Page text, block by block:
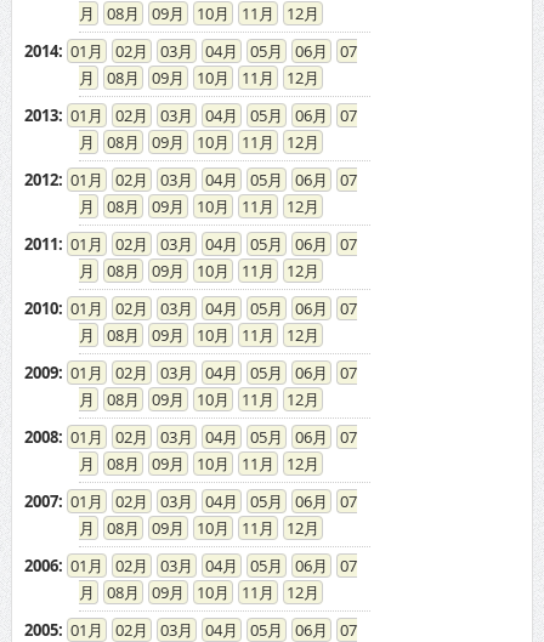
08
09 10 11
12
2014: 01 02 03 04 05 06
07
08
09 10 11
12
2013: 01 02 03 04 05 06
07
08
09 10 11
12
2012: 01 02 03 04 05 06
07
08
09 10 11
12
2011: 01 02 03 04 05 06
07
08
09 10 11
12
2010: 01 02 03 04 05 06
07
08
09 10 11
12
2009: 01 02 03 04 05 06
07
08
09 10 11
12
2008: 01 02 03 04 05 06
07
08
09 10 11
12
2007: 01 02 03 04 05 06
07
08
09 10 11
12
2006: 01 02 03 04 05 06
07
08
09 10 11
12
2005: 01 02 03 04 05 06
07